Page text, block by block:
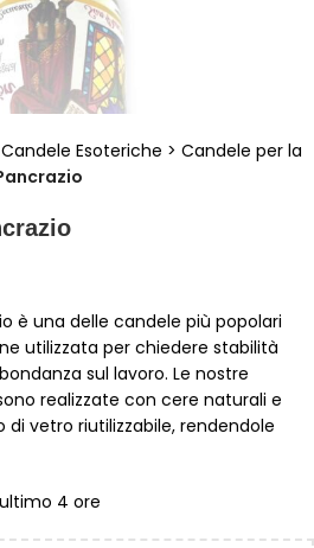
Candele Esoteriche > Candele per la
è una delle candele più popolari
utilizzata per chiedere stabilità
sul lavoro. Le nostre
realizzate con cere naturali e
vetro riutilizzabile, rendendole
4 ore